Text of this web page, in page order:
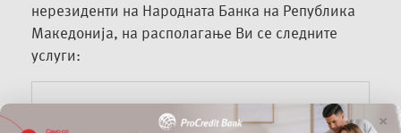
нерезиденти на Народната Банка на Република
Македонија, на располагање Ви се следните
услуги:
КАМАТНИ
×